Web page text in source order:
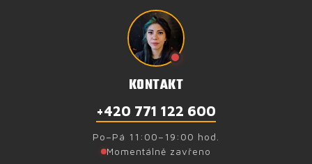
KONTAKT
+420 771 122 600
Po–Pá 11:00–19:00 hod.
Momentálně zavřeno